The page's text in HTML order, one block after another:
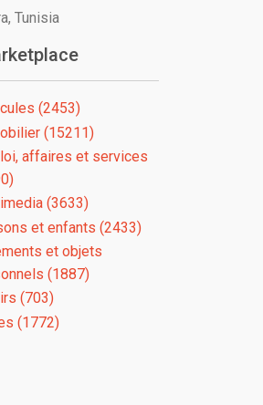
Tunisia
(2453)
(15211)
affaires et services
(3633)
et enfants (2433)
et objets
(1887)
(703)
(1772)